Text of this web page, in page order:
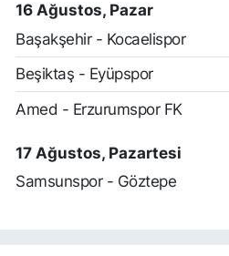
16 Ağustos, Pazar
Başakşehir - Kocaelispor
Beşiktaş - Eyüpspor
Amed - Erzurumspor FK
17 Ağustos, Pazartesi
Samsunspor - Göztepe